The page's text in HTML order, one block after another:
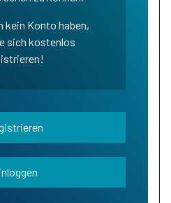
kein Konto haben,
sich kostenlos